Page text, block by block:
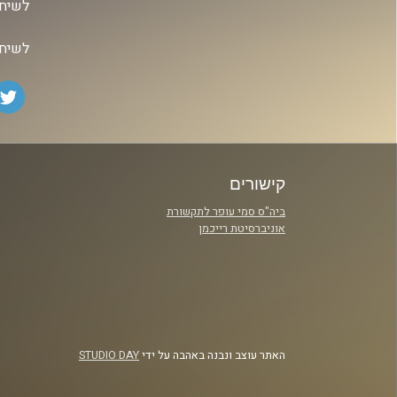
קישורים
ביה"ס סמי עופר לתקשורת
אוניברסיטת רייכמן
האתר עוצב ונבנה באהבה על ידיSTUDIO DAY